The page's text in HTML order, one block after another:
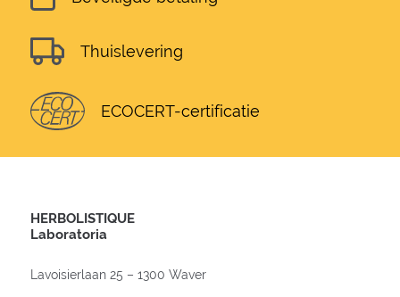
Thuislevering
ECOCERT-certificatie
HERBOLISTIQUE
Laboratoria
Lavoisierlaan 25 – 1300 Waver